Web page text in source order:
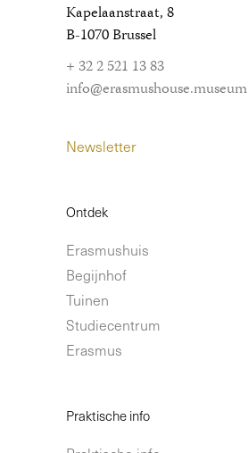
Kapelaanstraat, 8
B-1070 Brussel
+ 32 2 521 13 83
info@erasmushouse.museum
Newsletter
Ontdek
Erasmushuis
Begijnhof
Tuinen
Studiecentrum
Erasmus
Praktische info